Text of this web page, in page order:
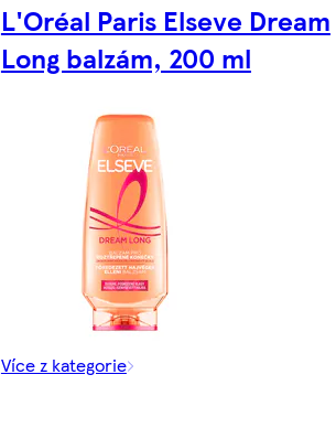
L'Oréal Paris Elseve Dream
Long balzám, 200 ml
Více z kategorie